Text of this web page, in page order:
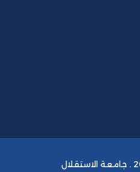
جامعة الاستقلال